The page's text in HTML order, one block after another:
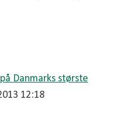
Danmarks største
12:18